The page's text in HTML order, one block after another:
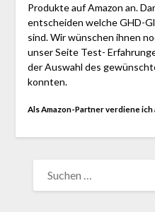
Produkte auf Amazon an.
entscheiden welche GHD-
sind. Wir wünschen ihnen
unser Seite Test-
der Auswahl des
konnten.
Als Amazon-Partner verdiene
NACH: